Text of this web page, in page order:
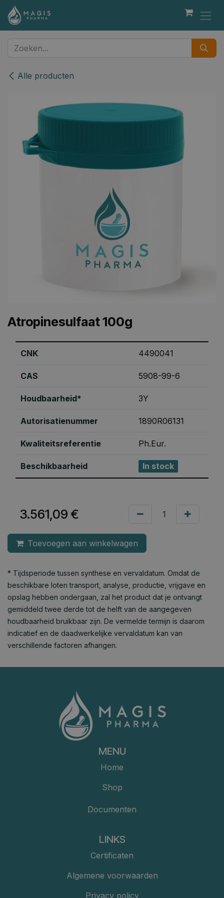
Overslaan naar inhoud
Alle producten
Atropinesulfaat 100g
CNK 4490041
CAS 5908-99-6
Houdbaarheid* 3Y
Autorisatienummer 1890R06131
Kwaliteitsreferentie Ph.Eur.
Beschikbaarheid In stock
3.561,09 €
Toevoegen aan winkelwagen
* Tijdsperiode tussen synthese en vervaldatum. Omdat de
beschikbare loten transport, analyse, productie, vrijgave en
opslag hebben ondergaan, zal het product dat je ontvangt
gemiddeld twee derde tot de helft van de aangegeven
houdbaarheid bruikbaar zijn. De vermelde termijn is daarom
indicatief en de daadwerkelijke vervaldatum kan van
verschillende factoren afhangen.
MENU
Home
Shop
Documenten
LINKS
Certificaten
Algemene voorwaarden
Privacy policy